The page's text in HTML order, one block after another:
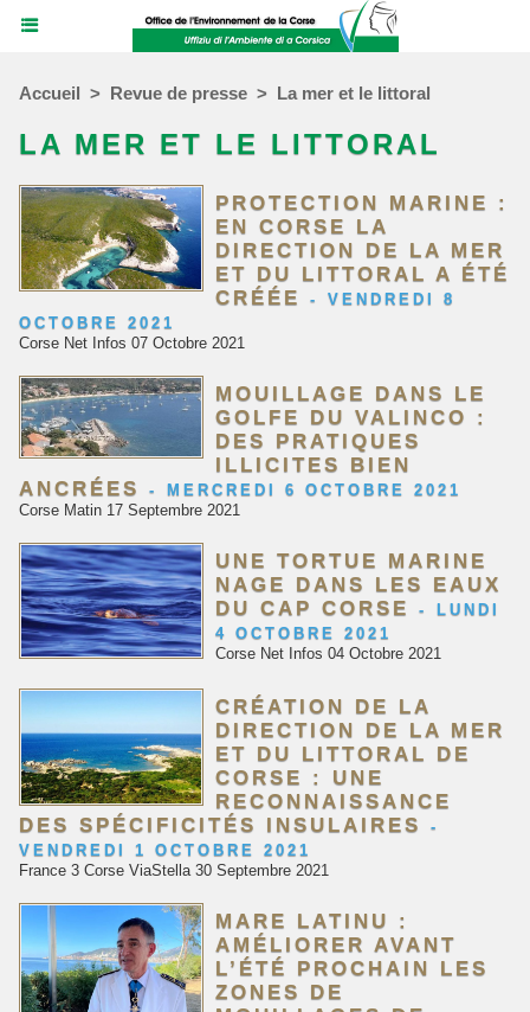
Accueil > Revue de presse > La mer et le littoral
LA MER ET LE LITTORAL
PROTECTION MARINE :
EN CORSE LA
DIRECTION DE LA MER
ET DU LITTORAL A ÉTÉ
CRÉÉE
-
VENDREDI 8
OCTOBRE 2021
Corse Net Infos 07 Octobre 2021
MOUILLAGE DANS LE
GOLFE DU VALINCO :
DES PRATIQUES
ILLICITES BIEN
ANCRÉES
-
MERCREDI 6 OCTOBRE 2021
Corse Matin 17 Septembre 2021
UNE TORTUE MARINE
NAGE DANS LES EAUX
DU CAP CORSE
-
LUNDI
4 OCTOBRE 2021
Corse Net Infos 04 Octobre 2021
CRÉATION DE LA
DIRECTION DE LA MER
ET DU LITTORAL DE
CORSE : UNE
RECONNAISSANCE
DES SPÉCIFICITÉS INSULAIRES
-
VENDREDI 1 OCTOBRE 2021
France 3 Corse ViaStella 30 Septembre 2021
MARE LATINU :
AMÉLIORER AVANT
L’ÉTÉ PROCHAIN LES
ZONES DE